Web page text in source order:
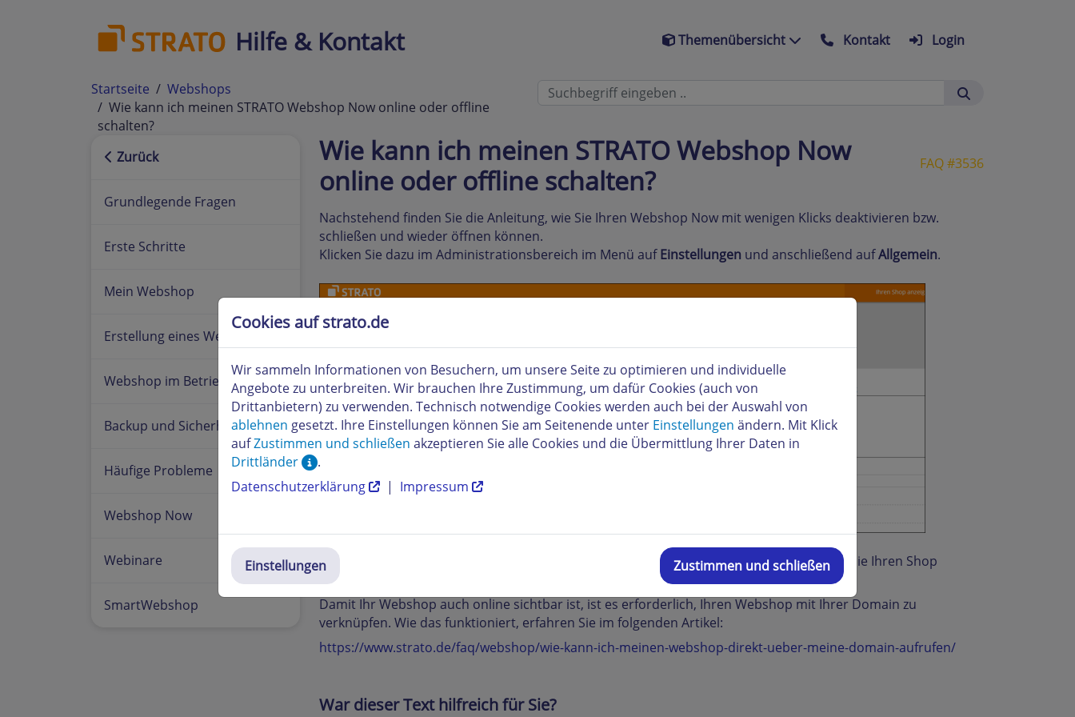
Hilfe & Kontakt Themenübersicht Kontakt Login
Startseite
Webshops
Wie kann ich meinen STRATO Webshop Now online oder offline
schalten?
Zurück
Grundlegende Fragen
Erste Schritte
Mein Webshop
Erstellung eines Webshops
Webshop im Betrieb
Backup und Sicherheit
Häufige Probleme
Webshop Now
Webinare
SmartWebshop
FAQ #3536
Wie kann ich meinen STRATO Webshop Now
online oder offline schalten?
Nachstehend finden Sie die Anleitung, wie Sie Ihren Webshop Now mit wenigen Klicks deaktivieren bzw.
schließen und wieder öffnen können.
Klicken Sie dazu im Administrationsbereich im Menü aufEinstellungen und anschließend aufAllgemein.
Hier können Sie nun im Kontrollfeld Geschlossenauswählen, je nachdem, ob sie Ihren Shop
schließen oder öffnen wollen.
Damit Ihr Webshop auch online sichtbar ist, ist es erforderlich, Ihren Webshop mit Ihrer Domain zu
verknüpfen. Wie das funktioniert, erfahren Sie im folgenden Artikel:
https://www.strato.de/faq/webshop/wie-kann-ich-meinen-webshop-direkt-ueber-meine-domain-aufrufen/
War dieser Text hilfreich für Sie?
Cookies auf strato.de
Wir sammeln Informationen von Besuchern, um unsere Seite zu optimieren und individuelle
Angebote zu unterbreiten. Wir brauchen Ihre Zustimmung, um dafür Cookies (auch von
Drittanbietern) zu verwenden. Technisch notwendige Cookies werden auch bei der Auswahl von
ablehnen gesetzt. Ihre Einstellungen können Sie am Seitenende unter Einstellungen ändern. Mit Klick
aufZustimmen und schließen akzeptieren Sie alle Cookies und die Übermittlung Ihrer Daten in
Drittländer
.
Datenschutzerklärung
| Impressum
Einstellungen Zustimmen und schließen